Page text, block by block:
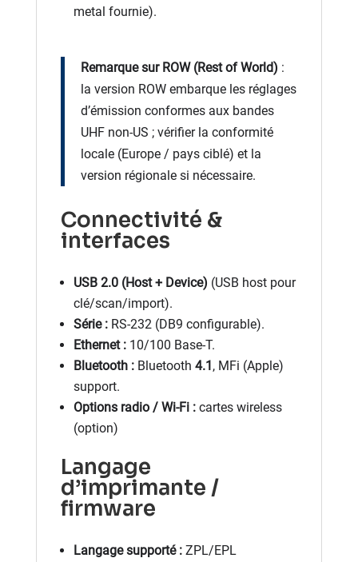
metal fournie).
Remarque sur ROW (Rest of World) :
la version ROW embarque les réglages
d’émission conformes aux bandes
UHF non-US ; vérifier la conformité
locale (Europe / pays ciblé) et la
version régionale si nécessaire.
Connectivité &
interfaces
USB 2.0 (Host + Device) (USB host pour
clé/scan/import).
Série :RS-232 (DB9 configurable).
Ethernet :10/100 Base-T.
Bluetooth :Bluetooth 4.1, MFi (Apple)
support.
Options radio / Wi-Fi :cartes wireless
(option)
Langage
d’imprimante /
firmware
Langage supporté :ZPL/EPL